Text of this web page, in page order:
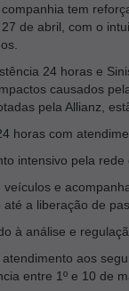
tem
de abril, com o
24 horas e
causados
pela Allianz,
horas com
intensivo pela rede
veículos e
a liberação de
à análise e
aos
entre 1º e 10 de